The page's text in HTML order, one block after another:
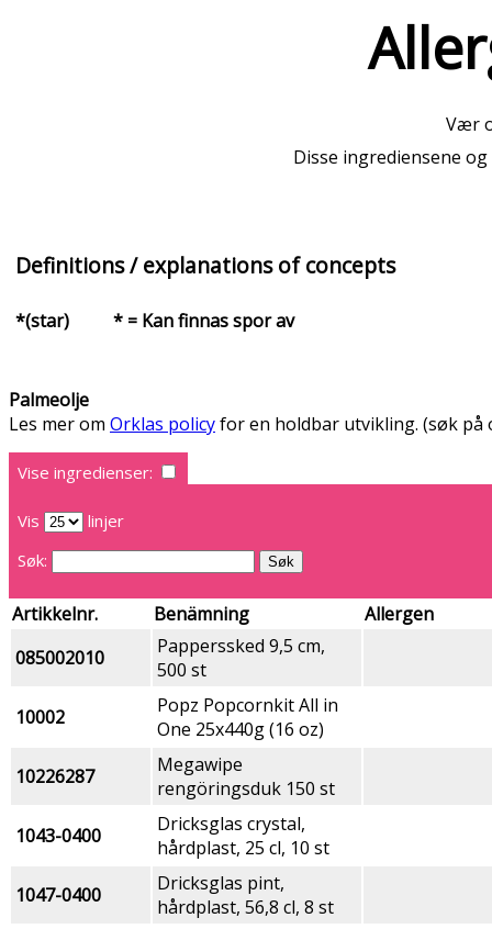
Vær
Disse ingrediensene
Definitions / explanations of concepts
*(star) * = Kan finnas spor av
Palmeolje
Les mer om Orklas policyfor en holdbar utvikling. (søk
Vise ingredienser:
Vis
linjer
Søk:
Artikkelnr. Benämning
Allergen
085002010
Papperssked 9,5 cm,
500 st
10002
Popz Popcornkit All in
One 25x440g (16 oz)
10226287
Megawipe
rengöringsduk 150 st
1043-0400
Dricksglas crystal,
hårdplast, 25 cl, 10 st
1047-0400
Dricksglas pint,
hårdplast, 56,8 cl, 8 st